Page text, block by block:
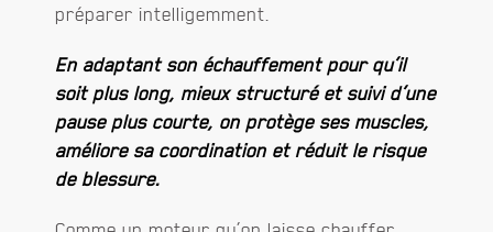
préparer intelligemment.
En adaptant son échauffement pour qu’il
soit plus long, mieux structuré et suivi d’une
pause plus courte, on protège ses muscles,
améliore sa coordination et réduit le risque
de blessure.